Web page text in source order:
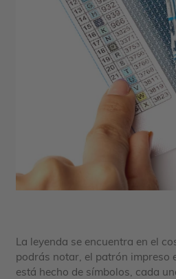
La leyenda se encuentra en el
podrás notar, el patrón impreso
está hecho de símbolos, cada